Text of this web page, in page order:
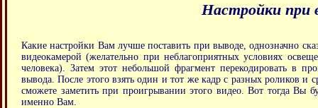
Настройки при
Какие настройки Вам лучше поставить при выводе, однозначно
видеокамерой (желательно при неблагоприятных условиях
человека). Затем этот небольшой фрагмент перекодировать в
вывода. После этого взять один и тот же кадр с разных роликов и
сможете заметить при проигрывании этого видео. Вот тогда Вы
именно Вам.